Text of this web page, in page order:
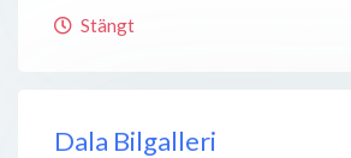
Stängt
Dala Bilgalleri